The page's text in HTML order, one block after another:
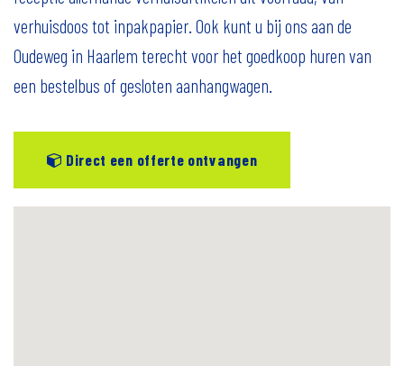
verhuisdoos tot inpakpapier. Ook kunt u bij ons aan de
Oudeweg in Haarlem terecht voor het goedkoop huren van
een bestelbus of gesloten aanhangwagen.
Direct een offerte ontvangen